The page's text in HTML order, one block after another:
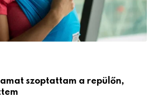
szoptattam a repülőn,